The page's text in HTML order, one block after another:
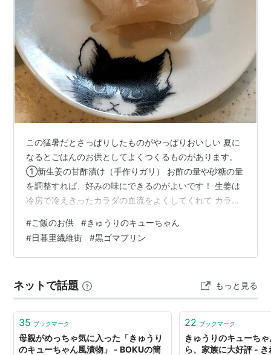
この猛暑だとさっぱりしたものがやっぱりおいしい 夏に
なるとごはんのお供としてよくつくるものがあります。
①新生姜の甘酢漬け（手作りガリ） お酢の量や砂糖の量
を調整すれば、好みの味にできるのがよいです！ 生姜は
冷房で冷えきったカラダの血流をよくしてくれて カラダ
ので積極的にとりたいです。 ②きゅうりのキューちゃん
（手作り） きゅうりがたくさんあったのでつくってみま
した。 漬けた翌日はこんなかんじ きゅうりはさっと茹で
レに和えて完成。 付けダレをあたためます さっぱりとし
て味もあっさりめでおいし…
#ご飯のお供 #きゅうりのキューちゃん
#日暮里繊維街 #黒ゴマプリン
ネットで話題 もっと見る
35 ブックマーク
母親がめっちゃ気に入った「きゅうり
のキューちゃん風漬物」 - BOKUの簡
22 ブックマーク
きゅうりのキューち
ら、家族に大好評 -